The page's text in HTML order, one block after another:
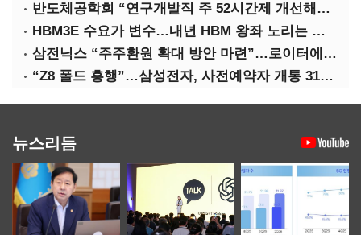
반도체공학회 “연구개발직 주 52시간제 개선해야”
HBM3E 수요가 변수…내년 HBM 왕좌 노리는 삼성
삼전닉스 “주주환원 확대 방안 마련”…로이터에 성명 보내
“Z8 폴드 흥행”…삼성전자, 사전예약자 개통 31일까지 연장
뉴스리듬